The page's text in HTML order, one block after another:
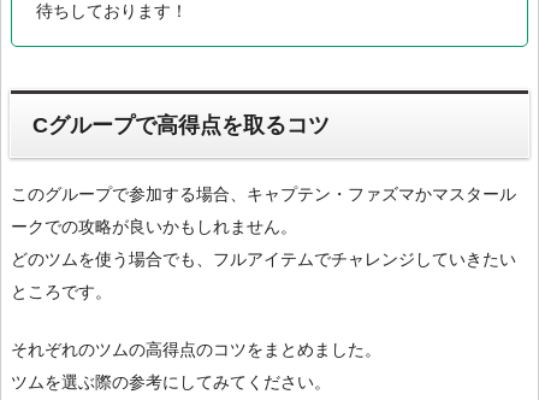
待ちしております！
Cグループで高得点を取るコツ
このグループで参加する場合、キャプテン・ファズマかマスタール
ークでの攻略が良いかもしれません。
どのツムを使う場合でも、フルアイテムでチャレンジしていきたい
ところです。
それぞれのツムの高得点のコツをまとめました。
ツムを選ぶ際の参考にしてみてください。